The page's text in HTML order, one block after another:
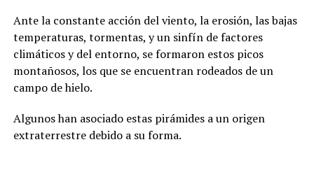
Ante la constante acción del viento, la erosión, las bajas
temperaturas, tormentas, y un sinfín de factores
climáticos y del entorno, se formaron estos picos
montañosos, los que se encuentran rodeados de un
campo de hielo.
Algunos han asociado estas pirámides a un origen
extraterrestre debido a su forma.